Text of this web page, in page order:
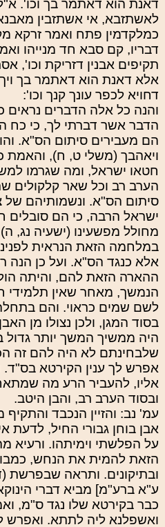
דאנת הוא דאתמר בך וכו'. א"ל
לאשתזבא, אי אשתזבין
כמלקדמין פתח ואמר זרקא
דבריו, קם סבא חד מנייהו
תקיפים אבנין דזריקת וכו',
אלא דאנת הוא דאתמר בך
דחויא לכפר עונך קנך וכו':
והנה כל אלה הדברים נראים
הדבר אשר דברתי לך, כי כח
הם מעבירים סיתום הס"א.
ויאהבך (משלי ט, ח), והאמת
חטאו ישראל, ומה שגרמו
הערב רב וכל שאר קלקולים
סיתום הס"א. ונשמותיהם של
ישראל הרבה, כי הם סובלים
מחולל מפשעינו (ישעיה נג,
במלחמה הזאת הנראית
אלא כנגד הס"א. ועל כן הנה
ההארה הזאת להם, והיתה
הנמשך, מאחר שאין תלמידי
לשם שמים כראוי. והם
בסוד המגן, ולכן נצולו מן
היה ממשיך המשך יותר גדול
שלבחינתם לא היה להם זה
אפרש לך ענין הקירטא בס"ד.
אליו, להעביר הרע מה
ובסוד הערב רב, והבן היטב.
עמ' נב: והזיין הנכבד
אבן בוחן גבורי החיל, לדעת
על הפלשתי וימיתהו. ורעיא
הזאת להמית את הנחש,
ובתיקונים. ותראה שבפרשת
ע"א ברע"מ] מביא דברי
כבר בקירטא שלו נגד ס"מ,
ואשפלנא ליה לתתא. ואפרש